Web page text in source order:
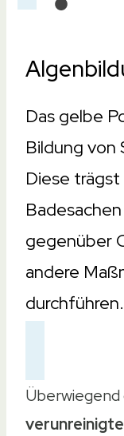
Das gelbe
Bildung von
Diese
gegenüber
andere
durchführen.